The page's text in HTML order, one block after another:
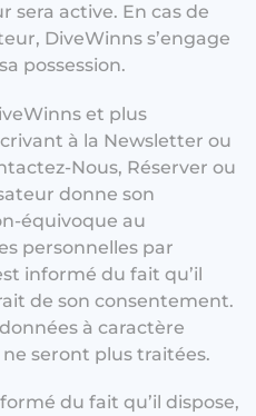
sera active. En cas de
DiveWinns s’engage
possession.
et plus
à la Newsletter ou
Nous, Réserver ou
donne son
équivoque au
personnelles par
informé du fait qu’il
de son consentement.
à caractère
seront plus traitées.
du fait qu’il dispose,